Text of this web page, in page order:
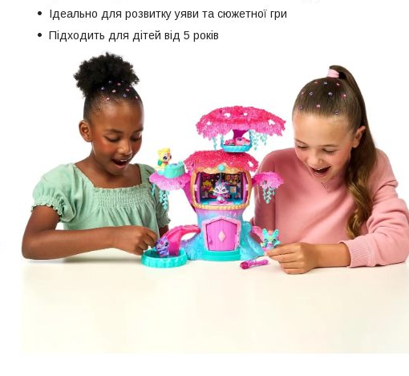
Ідеально для розвитку уяви та сюжетної гри
Підходить для дітей від 5 років